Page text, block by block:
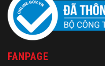
FANPAGE